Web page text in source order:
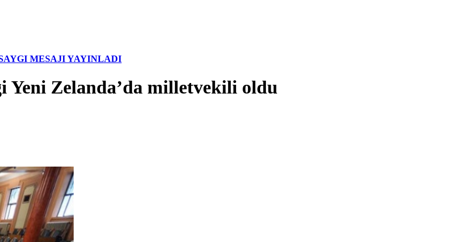
MESAJI YAYINLADI
Zelanda’da milletvekili oldu